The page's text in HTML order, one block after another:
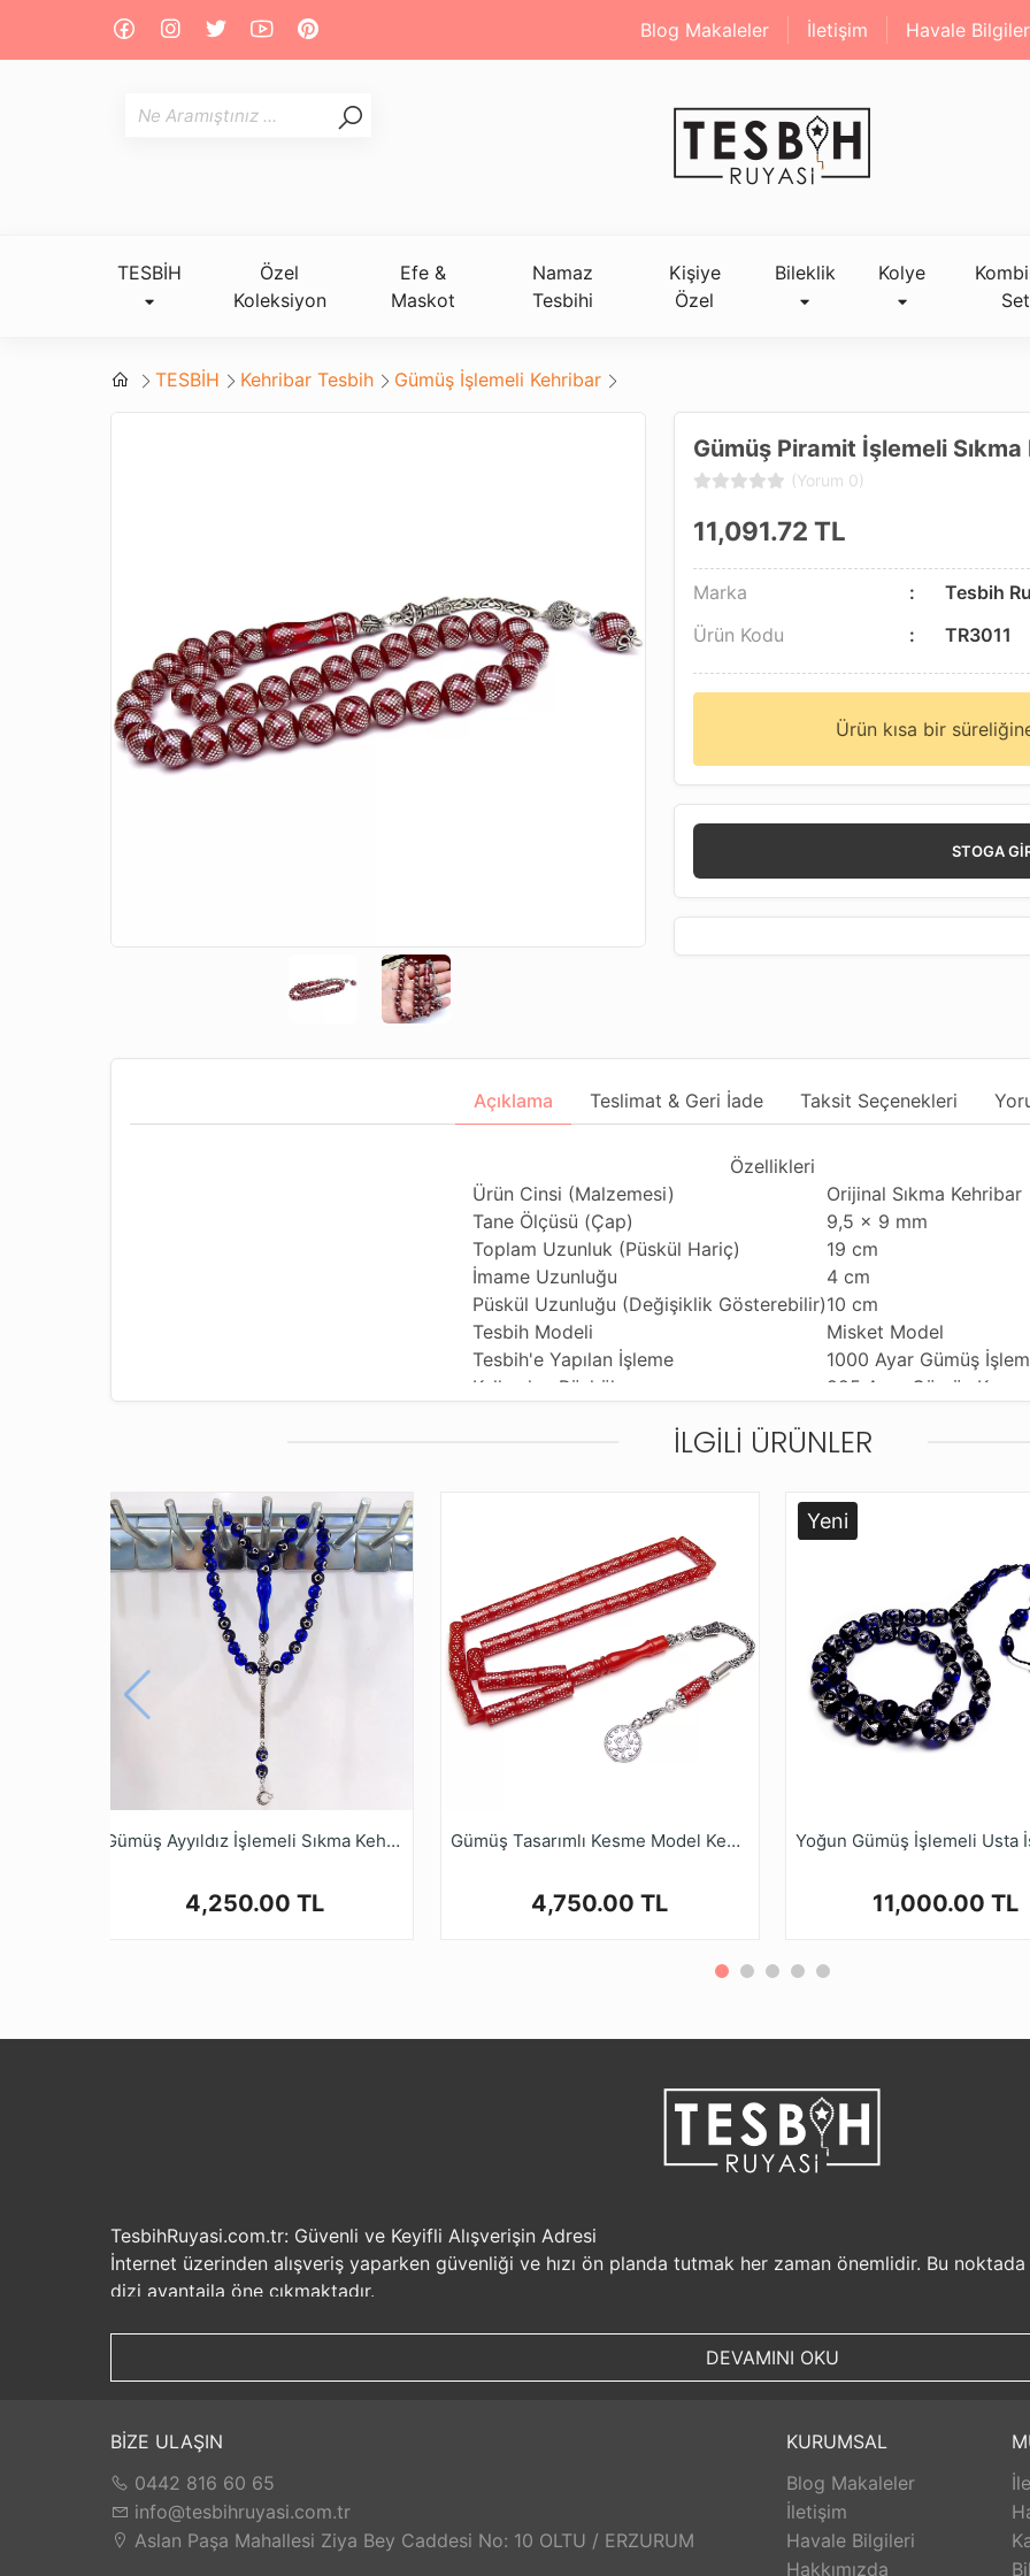
Blog Makaleler İletişim Havale
TESBİH
Özel
Koleksiyon
Efe &
Maskot
Namaz
Tesbihi
Kişiye
Özel
Bileklik Kolye
Set
TESBİH Kehribar Tesbih Gümüş İşlemeli Kehribar
Gümüş Piramit İşlemeli
(Yorum 0)
11,091.72 TL
Marka
Tesbih
Ürün Kodu
TR3011
Ürün kısa bir
STOGA
Açıklama Teslimat & Geri İade Taksit Seçenekleri
Özellikleri
Ürün Cinsi (Malzemesi)
Orijinal Sıkma Kehribar
Tane Ölçüsü (Çap)
9,5 x 9 mm
Toplam Uzunluk (Püskül Hariç)
19 cm
İmame Uzunluğu
4 cm
Püskül Uzunluğu (Değişiklik Gösterebilir)10 cm
Tesbih Modeli
Misket Model
Tesbih'e Yapılan İşleme
1000 Ayar Gümüş
Kullanılan Püskül
925 Ayar Gümüş Kamçı
Tekli ve Çiftli Çekime
Standart Tesbih Kutusu
Ürün Açıklaması
* Tesbih ustalarımızın ellerinde tesbih halini alan bu ürünler, çeşitli renk ve şekillerde tasarlanmaktadır.
online mağazamız tesbihruyasi.com.tr de bulabilirsiniz.
* Sıkma Kehribar Tesbihler kullanımla beraber zamanla renk alamaları ve elde daha güzel bir form
* Kalite ve güvenden ödün vermeyen Tesbih Ruyasi Dijital Mağazamızda Türkiye’nin Tesbih Markası
alışveriş yapabilirsiniz.
İLGILI ÜRÜNLER
Gümüş Ayyıldız İşlemeli Sıkma Kehribar Tesbih
4,250.00 TL
Gümüş Tasarımlı Kesme Model Kehribar Tesbih
4,750.00 TL
Yeni
11,000.00 TL
TesbihRuyasi.com.tr: Güvenli ve Keyifli Alışverişin Adresi
İnternet üzerinden alışveriş yaparken güvenliği ve hızı ön planda tutmak her zaman önemlidir. Bu
dizi avantajla öne çıkmaktadır.
seçenekleri ile rahatça alışveriş yapabilirsiniz. Sizin için değerli olan bilgilerin güvende olduğunu bilerek,
İade ve Değişim İmkanı: Memnuniyetsizlik durumunda TesbihRuyasi.com.tr,
iade ve değişim imkanı sunar.
değilse, kolayca iade edebilir veya değişim yapabilirsiniz. Bu sayede alışveriş deneyiminizde herhangi
Satış Sonrası Destek: TesbihRuyasi.com.tr, satın aldığınız ürünlerin arkasında durur ve satış sonrası
yaşarsanız veya yardıma ihtiyacınız olursa, müşteri hizmetleri ekibi size yardımcı olacaktır. Bu sayede
TesbihRuyasi.com.tr güvenli, hızlı ve müşteri odaklı bir alışveriş deneyimi sunar. Siz de bu avantajlardan
DEVAMINI OKU
BİZE ULAŞIN
0442 816 60 65
info@tesbihruyasi.com.tr
Aslan Paşa Mahallesi Ziya Bey Caddesi No: 10 OLTU / ERZURUM
KURUMSAL
Blog Makaleler
İletişim
Havale Bilgileri
Hakkımızda